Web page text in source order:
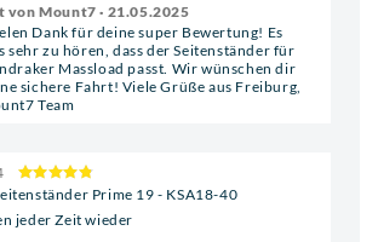
Mount7 · 21.05.2025
Dank für deine super Bewertung! Es
sehr zu hören, dass der Seitenständer für
Massload passt. Wir wünschen dir
sichere Fahrt! Viele Grüße aus Freiburg,
Team
Prime 19 - KSA18-40
jeder Zeit wieder